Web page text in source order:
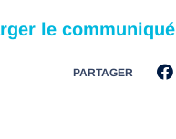
le communiqué
PARTAGER